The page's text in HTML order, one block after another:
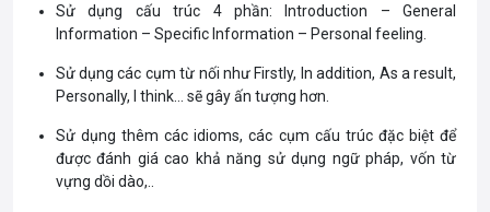
Sử dụng cấu trúc 4 phần: Introduction – General
Information – Specific Information – Personal feeling.
Sử dụng các cụm từ nối như Firstly, In addition, As a result,
Personally, I think… sẽ gây ấn tượng hơn.
Sử dụng thêm các idioms, các cụm cấu trúc đặc biệt để
được đánh giá cao khả năng sử dụng ngữ pháp, vốn từ
vựng dồi dào,..